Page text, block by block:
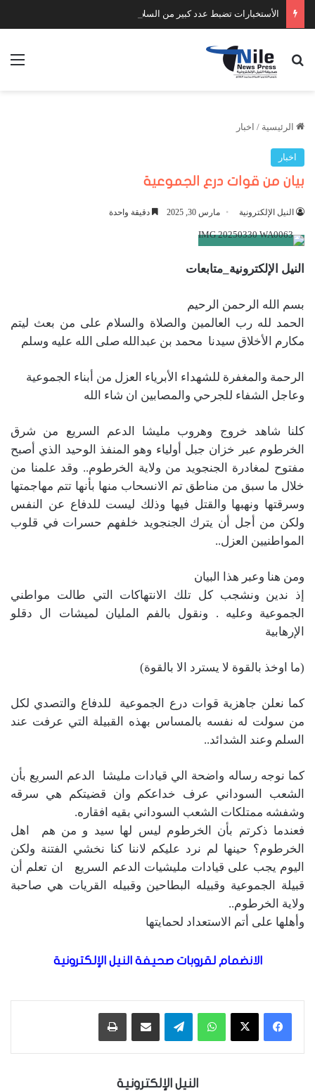
الأستخبارات تضبط عدد كبير من السلاح والمخدرات
بحث عن
الرئيسية / اخبار
اخبار
بيان من قوات درع الجموعية
النيل الإلكترونية مارس 30, 2025 دقيقة واحدة
النيل الإلكترونية_متابعات
بسم الله الرحمن الرحيم
الحمد لله رب العالمين والصلاة والسلام على من بعث ليتم
مكارم الأخلاق سيدنا محمد بن عبدالله صلى الله عليه وسلم
الرحمة والمغفرة للشهداء الأبرياء العزل من أبناء الجموعية
وعاجل الشفاء للجرحي والمصابين ان شاء الله
كلنا شاهد خروج وهروب مليشا الدعم السريع من شرق
الخرطوم عبر خزان جبل أولياء وهو المنفذ الوحيد الذي أصبح
مفتوح لمغادرة الجنجويد من ولاية الخرطوم.. وقد علمنا من
خلال ما سبق من مناطق تم الانسحاب منها بأنها تتم مهاجمتها
وسرقتها ونهبها والقتل فيها وذلك ليست للدفاع عن النفس
ولكن من أجل أن يترك الجنجويد خلفهم حسرات في قلوب
المواطنيين العزل..
ومن هنا وعبر هذا البيان
إذ ندين ونشجب كل تلك الانتهاكات التي طالت مواطني
الجموعية وعليه . ونقول بالفم المليان لميشات ال دقلو
الإرهابية
(ما اوخذ بالقوة لا يسترد الا بالقوة)
كما نعلن جاهزية قوات درع الجموعية للدفاع والتصدي لكل
من سولت له نفسه بالمساس بهذه القبيلة التي عرفت عند
السلم وعند الشدائد..
كما نوجه رساله واضحة الي قيادات مليشا الدعم السريع بأن
الشعب السوداني عرف خداعكم وان قضيتكم هي سرقه
وشفشه ممتلكات الشعب السوداني بقيه افقاره.
فعندما ذكرتم بأن الخرطوم ليس لها سيد و من هم اهل
الخرطوم؟ حينها لم نرد عليكم لاننا كنا نخشي الفتنة ولكن
اليوم يجب على قيادات مليشيات الدعم السريع ان تعلم أن
قبيلة الجموعية وقبيله البطاحين وقبيله القريات هي صاحبة
ولاية الخرطوم..
وأهلها على أتم الاستعداد لحمايتها
الانضمام لقروبات صحيفة النيل الإلكترونية
واتساب تيلقرام مشاركة عبر البريد طباعة
النيل الإلكترونية